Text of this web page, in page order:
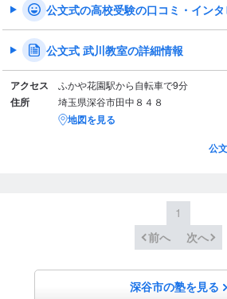
公文式の高校受験の口コミ・イン
公文式 武川教室の詳細情報
アクセス ふかや花園駅から自転車で9分
住所 埼玉県深谷市田中８４８
地図を見る
公
1
前へ
次へ
深谷市の塾を見る